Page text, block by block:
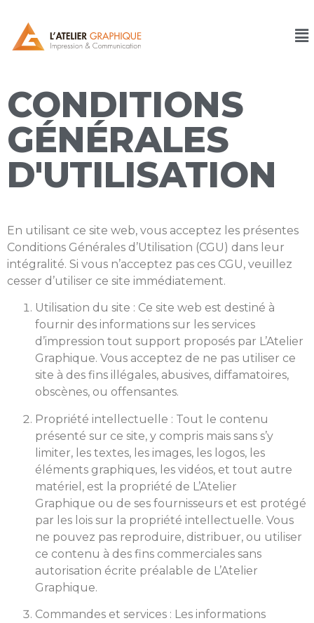
CONDITIONS
GÉNÉRALES
D'UTILISATION
En utilisant ce site web, vous acceptez les présentes
Conditions Générales d’Utilisation (CGU) dans leur
intégralité. Si vous n’acceptez pas ces CGU, veuillez
cesser d’utiliser ce site immédiatement.
Utilisation du site : Ce site web est destiné à
fournir des informations sur les services
d’impression tout support proposés par L’Atelier
Graphique. Vous acceptez de ne pas utiliser ce
site à des fins illégales, abusives, diffamatoires,
obscènes, ou offensantes.
Propriété intellectuelle : Tout le contenu
présenté sur ce site, y compris mais sans s’y
limiter, les textes, les images, les logos, les
éléments graphiques, les vidéos, et tout autre
matériel, est la propriété de L’Atelier
Graphique ou de ses fournisseurs et est protégé
par les lois sur la propriété intellectuelle. Vous
ne pouvez pas reproduire, distribuer, ou utiliser
ce contenu à des fins commerciales sans
autorisation écrite préalable de L’Atelier
Graphique.
Commandes et services : Les informations